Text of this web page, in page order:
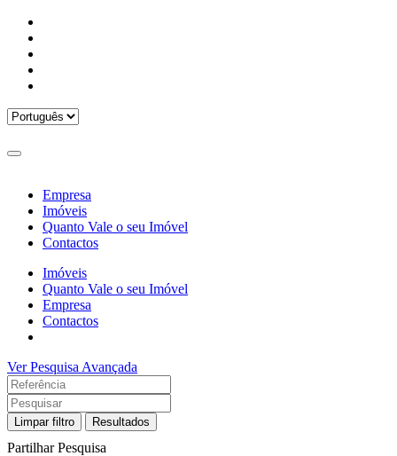
Empresa
Imóveis
Quanto Vale o seu Imóvel
Contactos
Imóveis
Quanto Vale o seu Imóvel
Empresa
Contactos
Ver Pesquisa Avançada
Limpar filtro Resultados
Partilhar Pesquisa